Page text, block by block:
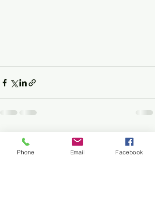
最新記事 すべて表示
Phone Email Facebook